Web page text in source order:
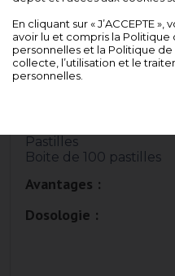
En cliquant sur « J’ACCEPTE
avoir lu et compris la
personnelles et la Politique
collecte, l’utilisation et le
personnelles.
Pastilles
Boite de 100 pastilles
Avantages :
Dosologie :